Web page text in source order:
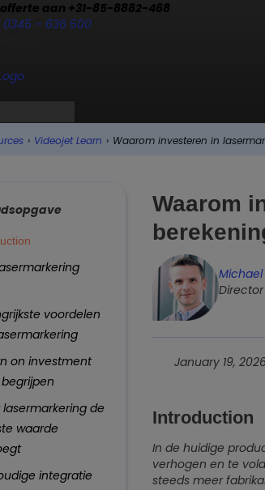
aan +31-85-8882-468
– 636 500
› Videojet Learn › Waarom investeren in
voordelen
on investment
begrijpen
lasermarkering de
waarde
integratie
Waarom
Michael
January 19,
Introduction
In de huidige
verhogen en te
steeds meer